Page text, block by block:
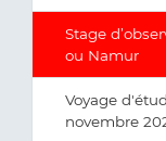
Stage
ou Namur
Voyage
novembre